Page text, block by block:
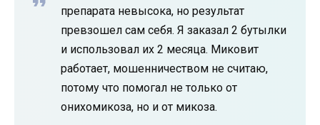
препарата невысока, но результат
превзошел сам себя. Я заказал 2 бутылки
и использовал их 2 месяца. Миковит
работает, мошенничеством не считаю,
потому что помогал не только от
онихомикоза, но и от микоза.